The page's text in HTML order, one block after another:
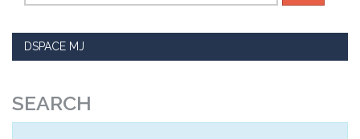
DSPACE MJ
SEARCH